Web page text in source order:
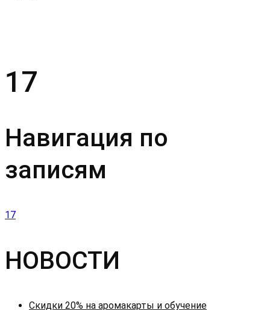
17
Навигация по
записям
17
НОВОСТИ
Скидки 20% на аромакарты и обучение